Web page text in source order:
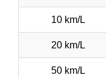
10 km/L
20 km/L
50 km/L